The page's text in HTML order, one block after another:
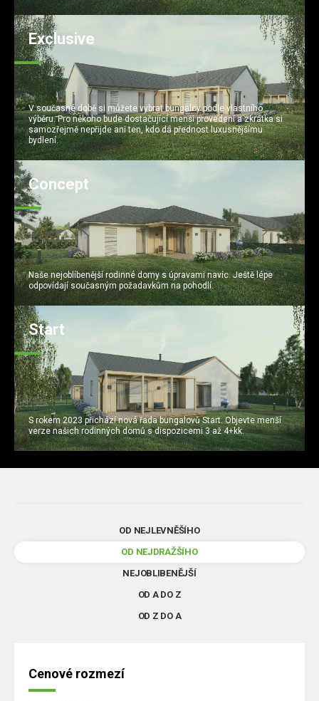
Exclusive
V současné době si můžete vybrat bungalov podle vlastního
výběru. Pro někoho bude dostačující menší provedení a zkrátka si
samozřejmě nepřijde ani ten, kdo dá přednost luxusnějšímu
bydlení.
Concept
Naše nejoblíbenější rodinné domy s úpravami navíc. Ještě lépe
odpovídají současným požadavkům na pohodlí.
Start
S rokem 2023 přichází nová řada bungalovů Start. Objevte menší
verze našich rodinných domů s dispozicemi 3 až 4+kk.
OD NEJLEVNĚŠÍHO
OD NEJDRAŽŠÍHO
NEJOBLIBENĚJŠÍ
OD A DO Z
OD Z DO A
Cenové rozmezí